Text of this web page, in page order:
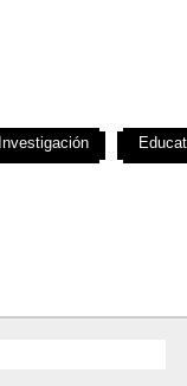
Investigación